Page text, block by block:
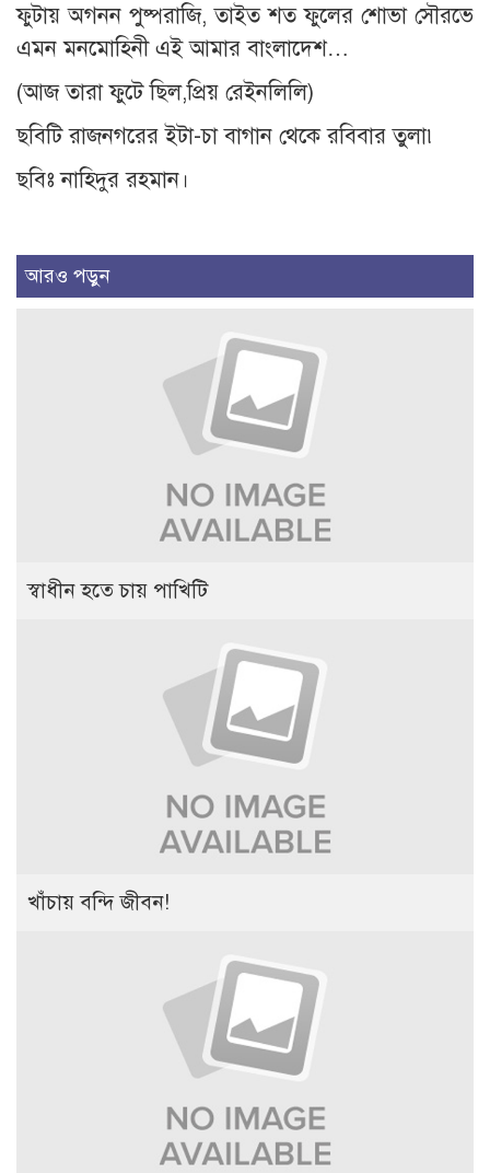
ফুটায় অগনন পুষ্পরাজি, তাইত শত ফুলের শোভা সৌরভে
এমন মনমোহিনী এই আমার বাংলাদেশ…
(আজ তারা ফুটে ছিল,প্রিয় রেইনলিলি)
ছবিটি রাজনগরের ইটা-চা বাগান থেকে রবিবার তুলা৷
ছবিঃ নাহিদুর রহমান।
আরও পড়ুন
স্বাধীন হতে চায় পাখিটি
খাঁচায় বন্দি জীবন!